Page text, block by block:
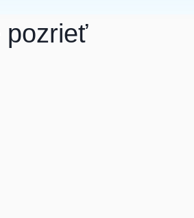
pozrieť